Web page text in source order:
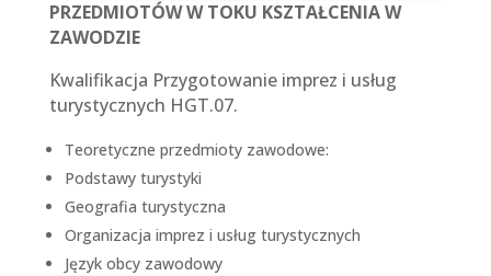
PRZEDMIOTÓW W TOKU KSZTAŁCENIA W
ZAWODZIE
Kwalifikacja Przygotowanie imprez i usług
turystycznych HGT.07.
Teoretyczne przedmioty zawodowe:
Podstawy turystyki
Geografia turystyczna
Organizacja imprez i usług turystycznych
Język obcy zawodowy